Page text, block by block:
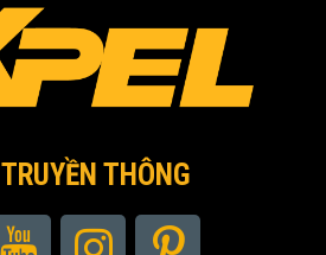
THÔNG